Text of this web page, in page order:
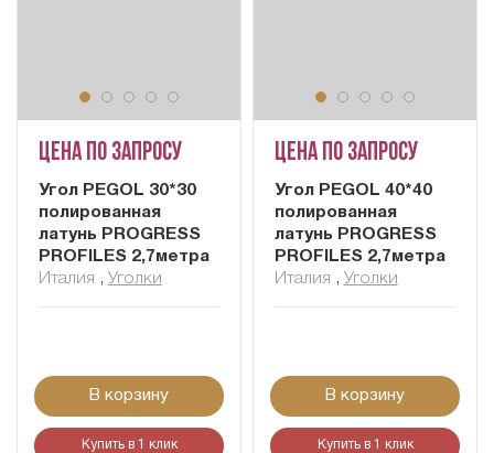
Цена по запросу
Угол PEGOL 30*30
полированная
латунь PROGRESS
PROFILES 2,7метра
Италия , Уголки
В корзину
Купить в 1 клик
Цена по запросу
Угол PEGOL 40*40
полированная
латунь PROGRESS
PROFILES 2,7метра
Италия , Уголки
В корзину
Купить в 1 клик